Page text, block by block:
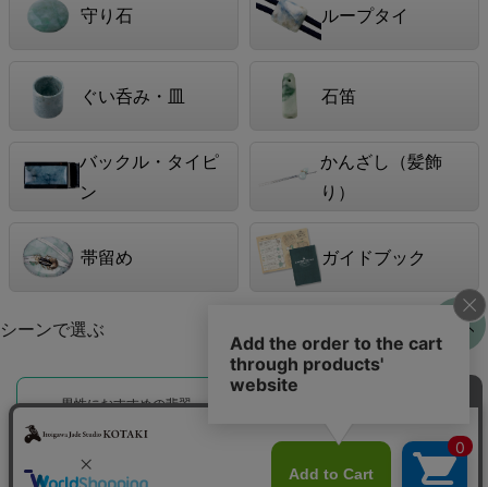
守り石 ループタイ
ぐい呑み・皿 石笛
バックル・タイピ
ン
かんざし（髪飾
り）
帯留め ガイドブック
シーンで選ぶ
男性におすすめの翡翠
お守りとして選ぶ翡翠 海外の方への贈り物に